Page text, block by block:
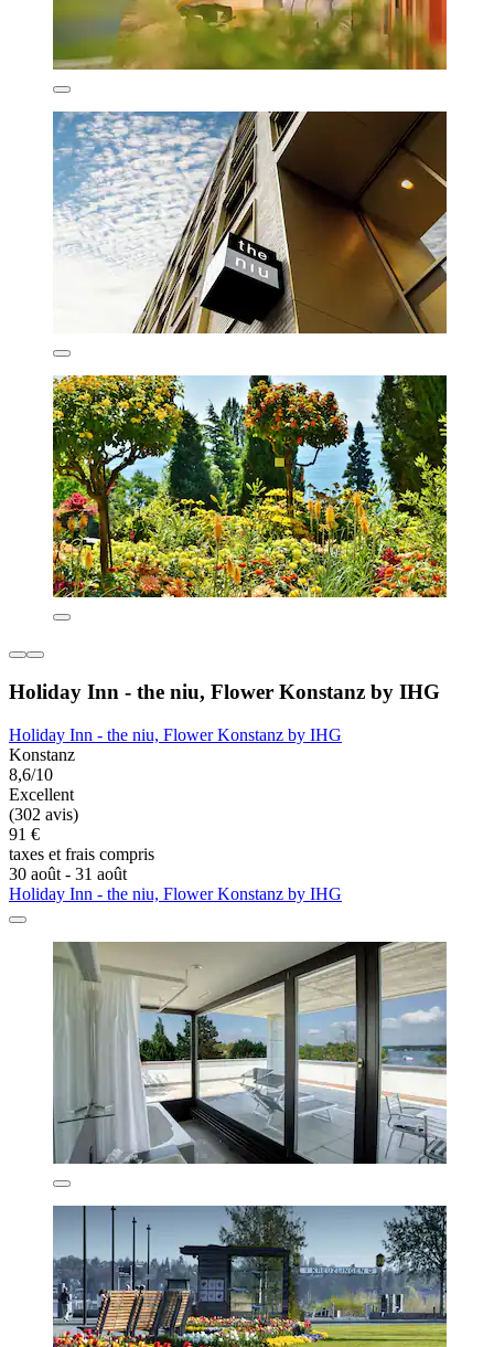
Holiday Inn - the niu, Flower Konstanz by IHG
Holiday Inn - the niu, Flower Konstanz by IHG
Konstanz
8,6/10
Excellent
(302 avis)
91 €
taxes et frais compris
30 août - 31 août
Holiday Inn - the niu, Flower Konstanz by IHG